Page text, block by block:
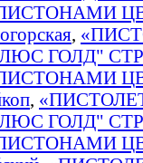
,
ГОЛД"
,
ГОЛД"